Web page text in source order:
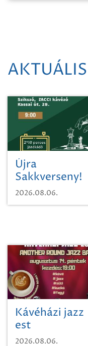
Újra
Sakkverseny!
2026.08.06.
Kávéházi jazz
est
2026.08.06.